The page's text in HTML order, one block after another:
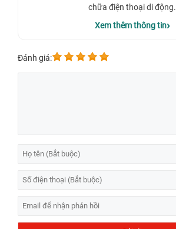
chữa điện thoại di động.
Xem thêm thông tin
Đánh giá: